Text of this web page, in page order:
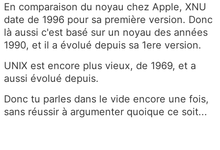
En comparaison du noyau chez Apple, XNU
date de 1996 pour sa première version. Donc
là aussi c'est basé sur un noyau des années
1990, et il a évolué depuis sa 1ere version.
UNIX est encore plus vieux, de 1969, et a
aussi évolué depuis.
Donc tu parles dans le vide encore une fois,
sans réussir à argumenter quoique ce soit...